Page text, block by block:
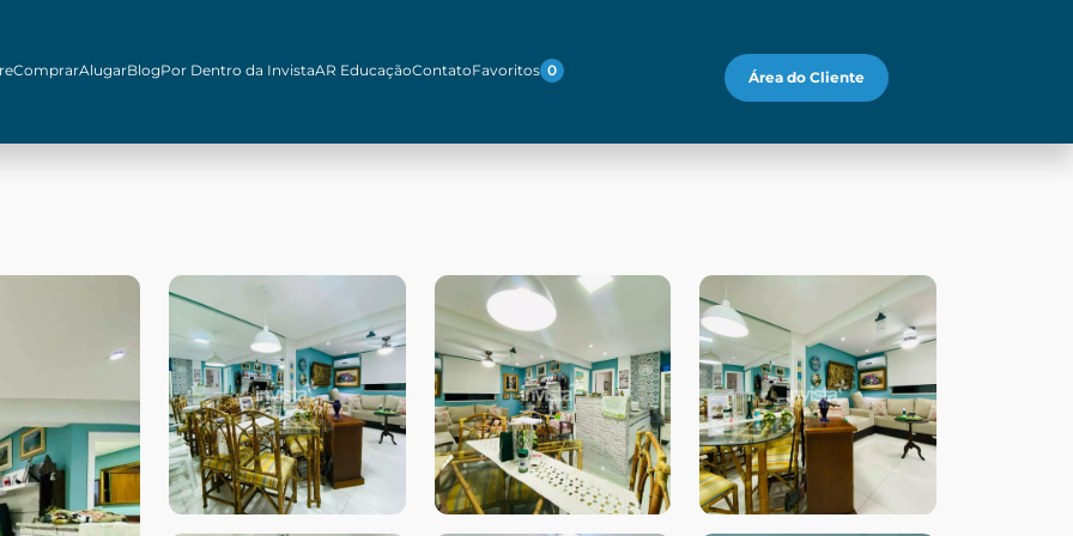
ComprarAlugarBlogPor Dentro da InvistaAR EducaçãoContatoFavoritos 0 Área do Cliente